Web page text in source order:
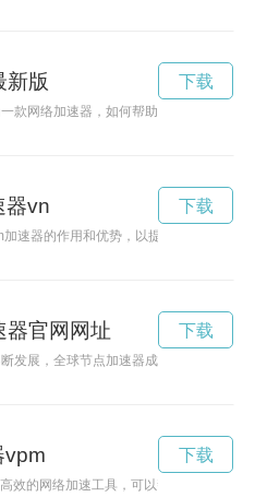
新版
款网络加速器，如何帮助用户畅享网络世
下载
器vn
速器的作用和优势，以提供更稳定和快
下载
器官网网址
发展，全球节点加速器成为了一个重要
下载
vpm
效的网络加速工具，可以帮助用户提升
下载